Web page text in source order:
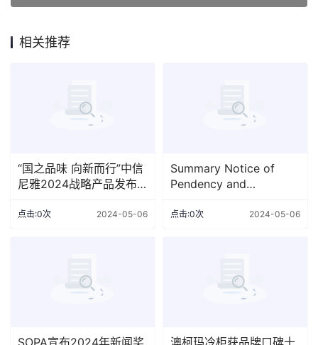
相关推荐
“国之品味 向新而行”中信
尼雅2024战略产品发布
点击:0次 2024-05-06
Summary Notice of
Pendency and
Shareholder Derivative
点击:0次 2024-05-06
SOPA宣布2024年新闻奖 澳柯玛冷柜获品牌口碑十